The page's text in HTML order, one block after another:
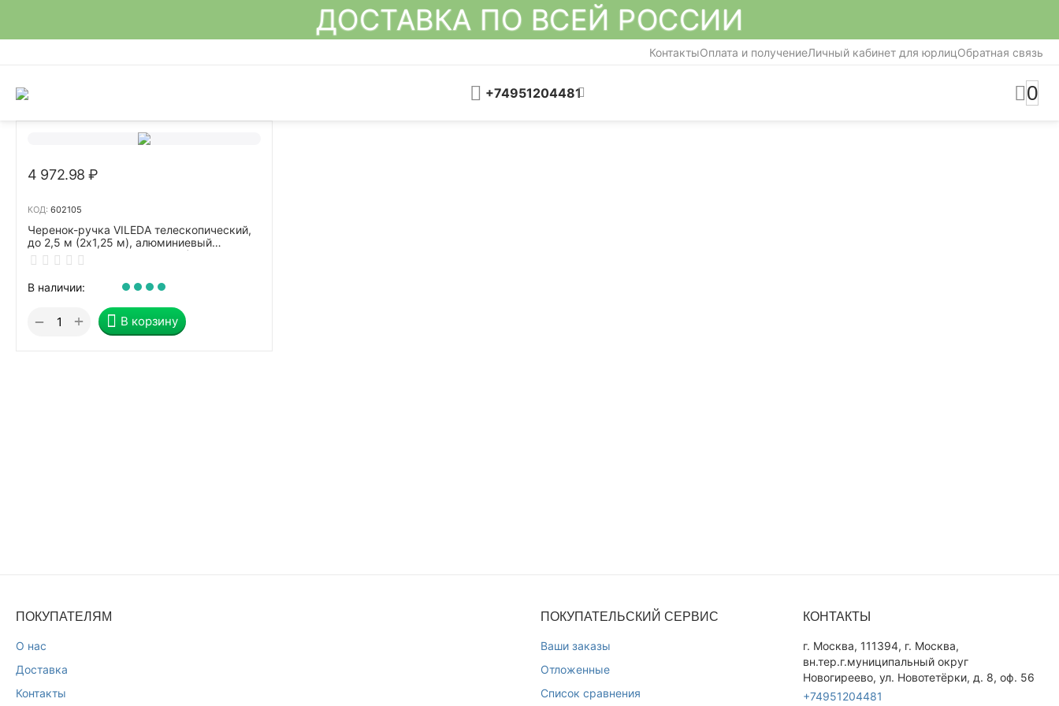
ДОСТАВКА ПО ВСЕЙ РОССИИ
КонтактыОплата и получениеЛичный кабинет для юрлицОбратная связь
+74951204481 0
4 972.98 ₽
КОД: 602105
Черенок-ручка VILEDA телескопический,
до 2,5 м (2х1,25 м), алюминиевый
(применим к 602099, 602101), 500115
В наличии:
В корзину
+
−
ПОКУПАТЕЛЯМ
О нас
Доставка
Контакты
ПОКУПАТЕЛЬСКИЙ СЕРВИС
Ваши заказы
Отложенные
Список сравнения
КОНТАКТЫ
г. Москва, 111394, г. Москва,
вн.тер.г.муниципальный округ
Новогиреево, ул. Новотетёрки, д. 8, оф. 56
+74951204481